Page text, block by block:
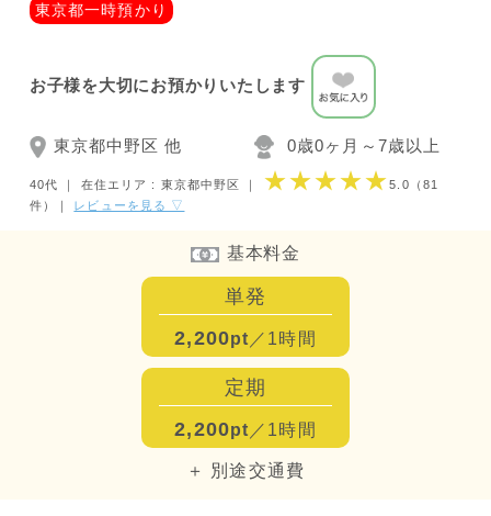
東京都一時預かり
お子様を大切にお預かりいたします
東京都中野区 他 0歳0ヶ月～7歳以上
40代 ｜ 在住エリア : 東京都中野区 ★★★★★5.0 （81
件）
レビューを見る ▽
基本料金
単発
2,200pt ／1時間
定期
2,200pt ／1時間
＋ 別途交通費